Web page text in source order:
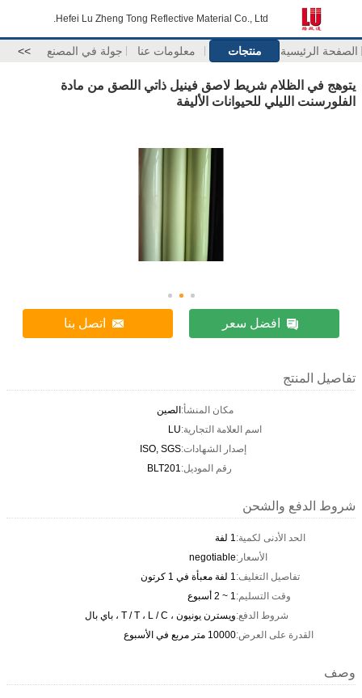
Hefei Lu Zheng Tong Reflective Material Co., Ltd.
الصفحة الرئيسية منتجات معلومات عنا جولة في المصنع >>
يتوهج في الظلام شريط لاصق فينيل ذاتي اللصق من مادة
الفلورسنت الليلي للحيوانات الأليفة
افضل سعر اتصل بنا
تفاصيل المنتج
مكان المنشأ:الصين
اسم العلامة التجارية:LU
إصدار الشهادات:ISO, SGS
رقم الموديل:BLT201
شروط الدفع والشحن
الحد الأدنى لكمية:1 لفة
الأسعار:negotiable
تفاصيل التغليف:1 لفة معبأة في 1 كرتون
وقت التسليم:1 ~ 2 أسبوع
شروط الدفع:ويسترن يونيون ، T / T ، L / C ، باي بال
القدرة على العرض:10000 متر مربع في الأسبوع
وصف